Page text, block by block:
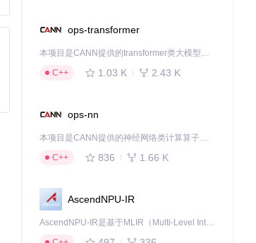
ops-transformer
本项目是CANN提供的transformer类大模型算子库，实现网络在NPU上加速计算。
C++
1.03 K 2.43 K
ops-nn
本项目是CANN提供的神经网络类计算算子库，实现网络在NPU上加速计算。
C++
836 1.66 K
AscendNPU-IR
AscendNPU-IR是基于MLIR（Multi-Level Intermediate Representation）构建的，面向昇腾亲和算子编译时使用的中间表示，提供昇腾完备表达能力，通过编译优化提升昇腾AI处理器计算效率，支持通过生态框架使能昇腾AI处理器与深度调优